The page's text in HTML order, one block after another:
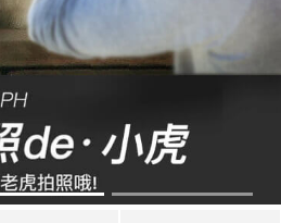
案策划：美景数码
2